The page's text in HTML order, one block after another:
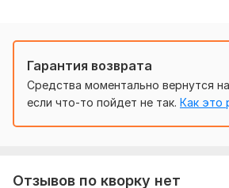
Язык перевода:
с Английского на Русский
Объем услуги в кворке: 10 000 знаков
Гарантия возврата
Средства моментально вернутся на
если что-то пойдет не так. Как это
Отзывов по кворку нет